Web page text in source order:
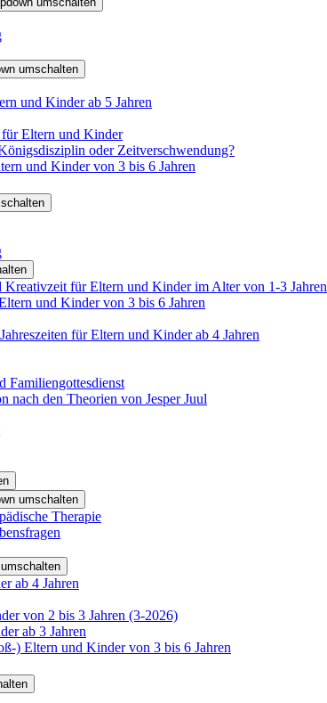
umschalten
und Kinder ab 5 Jahren
Eltern und Kinder
oder Zeitverschwendung?
und Kinder von 3 bis 6 Jahren
für Eltern und Kinder im Alter von 1-3 Jahren
und Kinder von 3 bis 6 Jahren
für Eltern und Kinder ab 4 Jahren
Familiengottesdienst
nach den Theorien von Jesper Juul
umschalten
Therapie
ab 4 Jahren
von 2 bis 3 Jahren (3-2026)
ab 3 Jahren
) Eltern und Kinder von 3 bis 6 Jahren